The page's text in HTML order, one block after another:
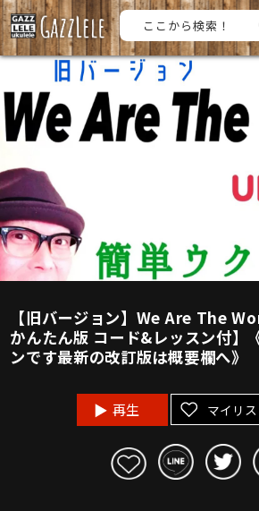
【旧バージョン】We Are The
かんたん版 コード&レッスン付】
ンです最新の改訂版は概要欄へ》
再生 マイリ